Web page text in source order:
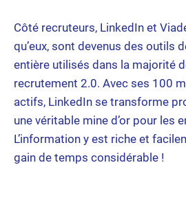
Côté recruteurs, LinkedIn et
qu’eux, sont devenus des outils
entière utilisés dans la majorité
recrutement 2.0. Avec ses 100
actifs, LinkedIn se transforme
une véritable mine d’or pour les
L’information y est riche et
gain de temps considérable !